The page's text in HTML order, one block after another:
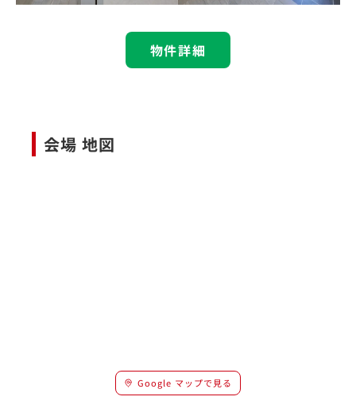
物件詳細
会場 地図
Google マップで見る